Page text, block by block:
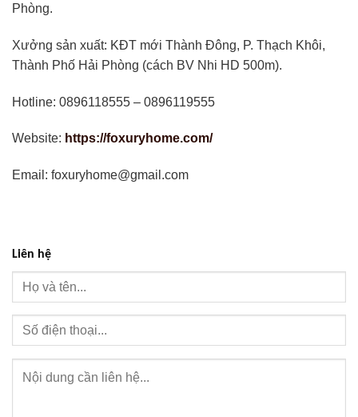
Phòng.
Xưởng sản xuất: KĐT mới Thành Đông, P. Thạch Khôi,
Thành Phố Hải Phòng (cách BV Nhi HD 500m).
Hotline: 0896118555 – 0896119555
Website: https://foxuryhome.com/
Email: foxuryhome@gmail.com
Liên hệ